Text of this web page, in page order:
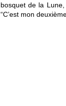
bosquet de la
“C’est mon